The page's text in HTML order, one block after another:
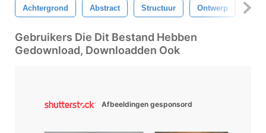
Achtergrond Abstract Structuur Ontwerp Wit
Gebruikers Die Dit Bestand Hebben
Gedownload, Downloadden Ook
Afbeeldingen gesponsord